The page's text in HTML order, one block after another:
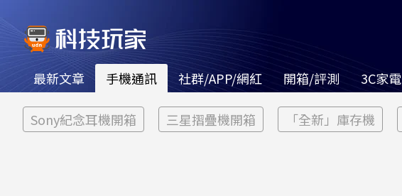
最新文章 手機通訊 社群/APP/網紅 開箱/評測 3C家電
Sony紀念耳機開箱 三星摺疊機開箱 「全新」庫存機